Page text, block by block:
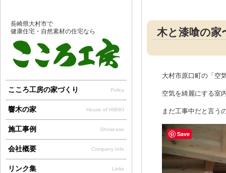
木と漆喰の家
大村市原口町の「空
空気を綺麗にする室
まだ工事中だと言う
長崎県大村市で
健康住宅・自然素材の住宅なら
こころ工房の家づくり Policy
響木の家 House of HIBIKI
施工事例 Showcase
会社概要 Company Info
リンク集 Links
Save